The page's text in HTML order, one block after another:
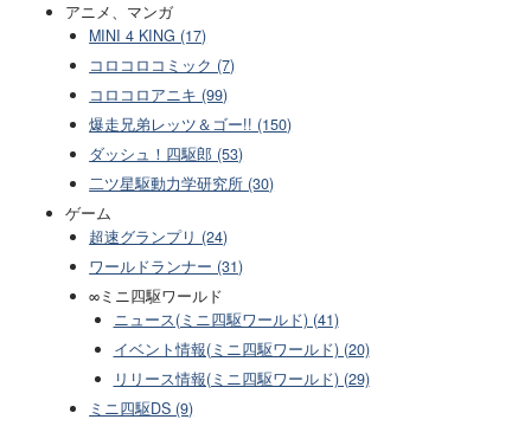
アニメ、マンガ
MINI 4 KING (17)
コロコロコミック (7)
コロコロアニキ (99)
爆走兄弟レッツ＆ゴー!! (150)
ダッシュ！四駆郎 (53)
二ツ星駆動力学研究所 (30)
ゲーム
超速グランプリ (24)
ワールドランナー (31)
∞ミニ四駆ワールド
ニュース(ミニ四駆ワールド) (41)
イベント情報(ミニ四駆ワールド) (20)
リリース情報(ミニ四駆ワールド) (29)
ミニ四駆DS (9)